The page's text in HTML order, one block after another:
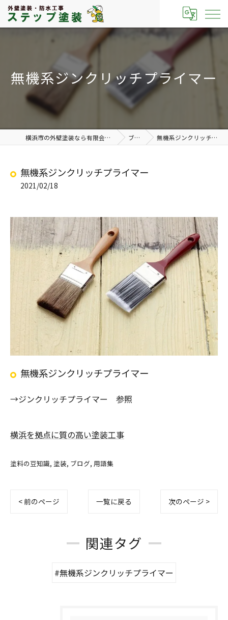
無機系ジンクリッチプライマー
横浜市の外壁塗装なら有限会社ステップ塗装 ブログ 無機系ジンクリッチプライマー
無機系ジンクリッチプライマー
2021/02/18
無機系ジンクリッチプライマー
→ジンクリッチプライマー 参照
横浜を拠点に質の高い塗装工事
塗料の豆知識 塗装 ブログ 用語集
< 前のページ 一覧に戻る 次のページ >
関連タグ
#無機系ジンクリッチプライマー